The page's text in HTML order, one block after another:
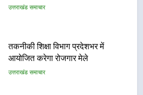
उत्तराखंड समाचार
BLO और फील्ड स्टॉफ को प्रोत्साहित करें
जिलाधिकारी – सीईओ
उत्तराखंड समाचार